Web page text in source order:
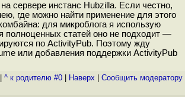
сервере инстанс Hubzilla. Если честно,
где можно найти применение для этого
для микроблога я использую
полноценных статей оно не подходит —
по ActivityPub. Поэтому жду
или добавления поддержки ActivityPub
^ к родителю #0 Наверх Cообщить модератору